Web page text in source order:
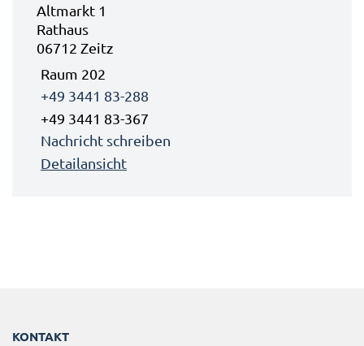
Altmarkt 1
Rathaus
06712 Zeitz
Raum 202
+49 3441 83-288
+49 3441 83-367
Nachricht schreiben
Detailansicht
KONTAKT